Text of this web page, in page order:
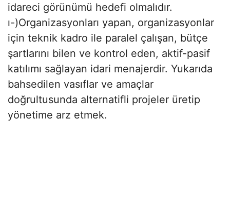
idareci görünümü hedefi olmalıdır.
ı-)Organizasyonları yapan, organizasyonlar
için teknik kadro ile paralel çalışan, bütçe
şartlarını bilen ve kontrol eden, aktif-pasif
katılımı sağlayan idari menajerdir. Yukarıda
bahsedilen vasıflar ve amaçlar
doğrultusunda alternatifli projeler üretip
yönetime arz etmek.